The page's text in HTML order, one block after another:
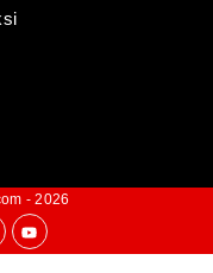
- 2026